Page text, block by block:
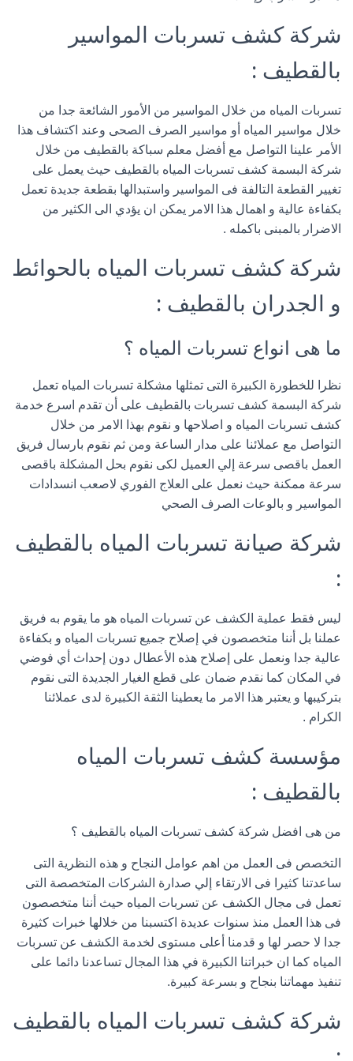
شركة كشف تسربات المواسير
بالقطيف :
تسربات المياه من خلال المواسير من الأمور الشائعة جدا من
خلال مواسير المياه أو مواسير الصرف الصحى وعند اكتشاف هذا
الأمر علينا التواصل مع أفضل معلم سباكة بالقطيف من خلال
شركة البسمة كشف تسربات المياه بالقطيف حيث يعمل على
تغيير القطعة التالفة فى المواسير واستبدالها بقطعة جديدة تعمل
بكفاءة عالية و اهمال هذا الامر يمكن ان يؤدي الى الكثير من
الاضرار بالمبنى باكمله .
شركة كشف تسربات المياه بالحوائط
و الجدران بالقطيف :
ما هى انواع تسربات المياه ؟
نظرا للخطورة الكبيرة التى تمثلها مشكلة تسربات المياه تعمل
شركة البسمة كشف تسربات بالقطيف على أن تقدم اسرع خدمة
كشف تسربات المياه و اصلاحها و نقوم بهذا الامر من خلال
التواصل مع عملائنا على مدار الساعة ومن ثم نقوم بارسال فريق
العمل باقصى سرعة إلي العميل لكى نقوم بحل المشكلة باقصى
سرعة ممكنة حيث نعمل على العلاج الفوري لاصعب انسدادات
المواسير و بالوعات الصرف الصحي
شركة صيانة تسربات المياه بالقطيف
:
ليس فقط عملية الكشف عن تسربات المياه هو ما يقوم به فريق
عملنا بل أننا متخصصون في إصلاح جميع تسربات المياه و بكفاءة
عالية جدا ونعمل على إصلاح هذه الأعطال دون إحداث أي فوضي
في المكان كما نقدم ضمان على قطع الغيار الجديدة التى نقوم
بتركيبها و يعتبر هذا الامر ما يعطينا الثقة الكبيرة لدى عملائنا
الكرام .
مؤسسة كشف تسربات المياه
بالقطيف :
من هى افضل شركة كشف تسربات المياه بالقطيف ؟
التخصص فى العمل من اهم عوامل النجاح و هذه النظرية التى
ساعدتنا كثيرا فى الارتقاء إلي صدارة الشركات المتخصصة التى
تعمل فى مجال الكشف عن تسربات المياه حيث أننا متخصصون
فى هذا العمل منذ سنوات عديدة اكتسبنا من خلالها خبرات كثيرة
جدا لا حصر لها و قدمنا أعلى مستوى لخدمة الكشف عن تسربات
المياه كما ان خبراتنا الكبيرة في هذا المجال تساعدنا دائما على
تنفيذ مهماتنا بنجاح و بسرعة كبيرة.
شركة كشف تسربات المياه بالقطيف